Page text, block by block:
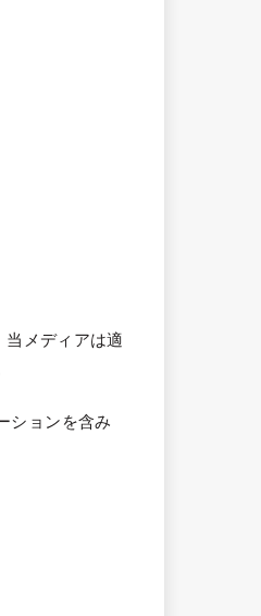
当メディアは適
ションを含み